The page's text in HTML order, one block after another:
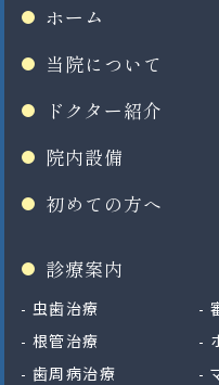
ホーム
当院について
ドクター紹介
院内設備
初めての方へ
診療案内
虫歯治療
根管治療
歯周病治療